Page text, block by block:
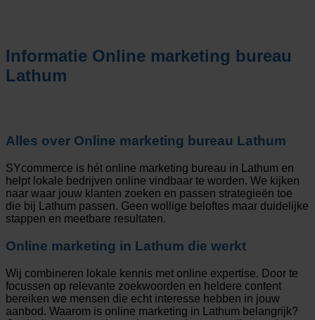
Informatie Online marketing bureau
Lathum
Alles over Online marketing bureau Lathum
SYcommerce is hét online marketing bureau in Lathum en
helpt lokale bedrijven online vindbaar te worden. We kijken
naar waar jouw klanten zoeken en passen strategieën toe
die bij Lathum passen. Geen wollige beloftes maar duidelijke
stappen en meetbare resultaten.
Online marketing in Lathum die werkt
Wij combineren lokale kennis met online expertise. Door te
focussen op relevante zoekwoorden en heldere content
bereiken we mensen die echt interesse hebben in jouw
aanbod. Waarom is online marketing in Lathum belangrijk?